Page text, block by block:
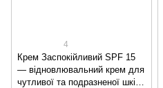
4
Крем Заспокійливий SPF 15
— відновлювальний крем для
чутливої та подразненої шкіри